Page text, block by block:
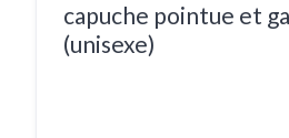
capuche pointue et
(unisexe)